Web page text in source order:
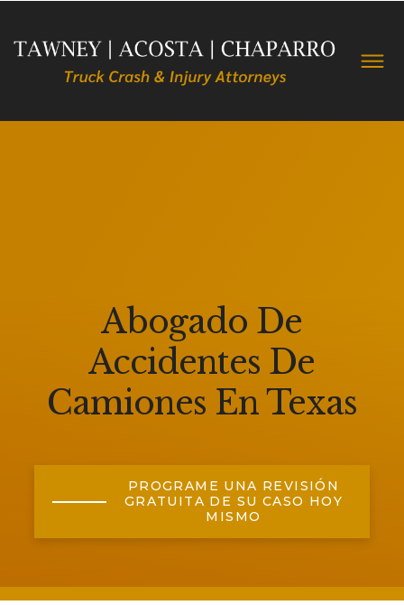
Abogado De
Accidentes De
Camiones En Texas
PROGRAME UNA REVISIÓN
GRATUITA DE SU CASO HOY
MISMO